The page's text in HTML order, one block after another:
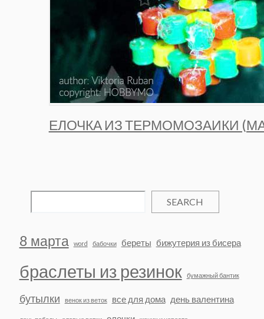
ЕЛОЧКА ИЗ ТЕРМОМОЗАИКИ
SEARCH
8 марта word бабочки береты бижутерия из бисера
браслеты из резинок бумажный бантик
бутылки венок из веток все для дома день валентина